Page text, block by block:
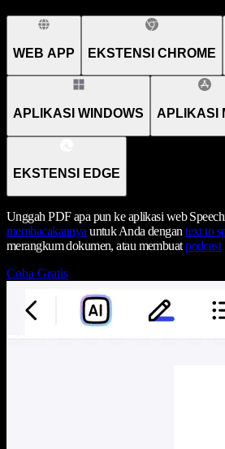
WEB APP EKSTENSI CHROME
APLIKASI WINDOWS APLIKASI
EKSTENSI EDGE
Unggah PDF apa pun ke aplikasi web
membacakannya untuk Anda dengantext to
merangkum dokumen, atau membuatpodcast
Coba Gratis